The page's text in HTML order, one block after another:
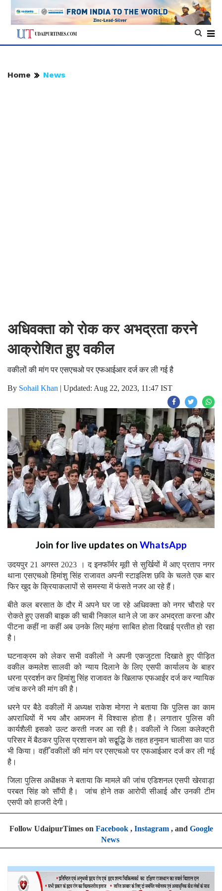
Home News
अधिवक्ता को रोक कर अभद्रता करने
आक्रोशित हुए वकील
वकीलों की मांग पर एसएचओ पर एफआईआर दर्ज कर ली गई है
By Sohail Khan | Updated: Aug 22, 2023, 11:47 IST
Join for live updates on WhatsApp
उदयपुर 21 अगस्त 2023 । द इनफॉर्मर मूवी से सुर्खियों में आए प्रताप नगर
थाना एसएचओ हिमांशु सिंह राजावत अपनी स्टाइलिश छवि के चलते एक बार
फिर खुद के क्रियाकलापों से समस्या में फंसते नजर आ रहे हैं।
बीते कल बरसात के दौर में अपने घर जा रहे अधिवक्ता को नगर चौराहे पर
रोकते हुए उसकी बाइक की चाबी निकाल थाने ले जा कर अभद्रता करना और
पीटना कहीं ना कहीं अब उनके लिए महंगा साबित होता दिखाई प्रतीत हो रहा
है।
घटनाक्रम को लेकर सभी वकीलों ने अपनी एकजुटता दिखाते हुए पीड़ित
वकील कमलेश सालवी को न्याय दिलाने के लिए एसपी कार्यालय के बाहर
धरना प्रदर्शन कर हिमांशु सिंह राजावत के खिलाफ एफआईर दर्ज कर न्यायिक
जांच करने की मांग की है।
धरने पर बैठे वकीलों में अध्यक्ष राकेश मोगरा ने बताया कि पुलिस का काम
अपराधियों में भय और आमजन में विश्वास होता है। लगातार पुलिस की
कार्यशैली इसको उल्ट करती नजर आ रही है। वकीलों ने जिला कलेक्ट्री
परिसर में बैठकर पुलिस प्रशासन को सद्बुद्धि के तहत हनुमान चालीसा का पाठ
भी किया। वहीँ वकीलों की मांग पर एसएचओ पर एफआईआर दर्ज कर ली गई
है।
जिला पुलिस अधीक्षक ने बताया कि मामले की जांच एडिशनल एसपी खेरवाड़ा
परबत सिंह को सौंपी है। जांच होने तक आरोपी सीआई और उनकी टीम
एसपी को हाजरी देगी।
Follow UdaipurTimes on Facebook, Instagram, and Google
News